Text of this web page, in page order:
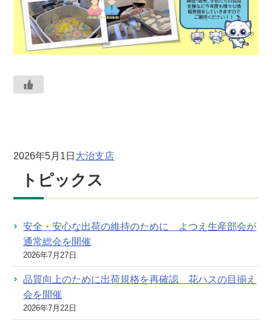
2026年5月1日 大治支店
トピックス
安全・安心な出荷の維持のために よつえ生産部会が
通常総会を開催
2026年7月27日
品質向上のために出荷規格を再確認 花ハスの目揃え
会を開催
2026年7月22日